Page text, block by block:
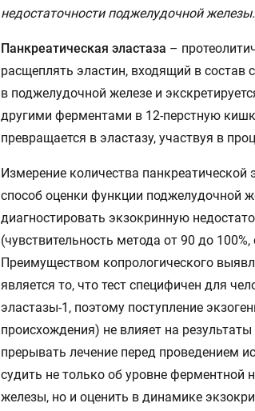
недостаточности поджелудочной железы.
Панкреатическая эластаза –
расщеплять эластин, входящий в состав
в поджелудочной железе и
другими ферментами в 12-перстную
превращается в эластазу, участвуя в
Измерение количества
способ оценки функции поджелудочной
диагностировать экзокринную
(чувствительность метода от 90 до
Преимуществом копрологического
является то, что тест специфичен для
эластазы-1, поэтому поступление
происхождения) не влияет на
прерывать лечение перед проведением
судить не только об уровне ферментной
железы, но и оценить в динамике